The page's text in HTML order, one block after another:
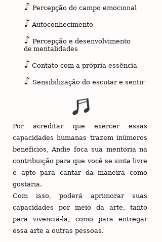
♪ Percepção do campo emocional
♪ Autoconhecimento
♪ Percepção e desenvolvimento
de mentalidades
♪ Contato com a própria essência
♪ Sensibilização do escutar e sentir
Por acreditar que exercer essas
capacidades humanas trazem inúmeros
benefícios, Andie foca sua mentoria na
contribuição para que você se sinta livre
e apto para cantar da maneira como
gostaria.
Com isso, poderá aprimorar suas
capacidades por meio da arte, tanto
para vivenciá-la, como para entregar
essa arte a outras pessoas.